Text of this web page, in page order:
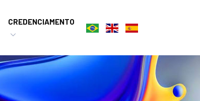
CREDENCIAMENTO